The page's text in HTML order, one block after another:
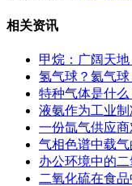
相关资讯
甲烷：广阔天
氢气球？氦气
特种气体是什么
液氨作为工业
一份氙气供应
气相色谱中载
办公环境中的
二氧化硫在食品